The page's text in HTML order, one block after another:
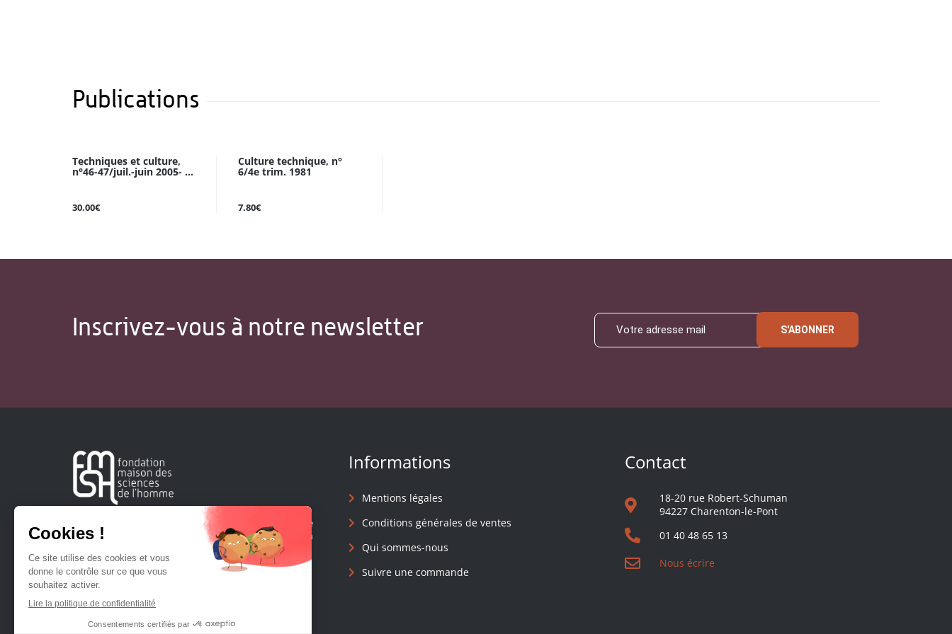
Publications
Techniques et culture,
n°46-47/juil.-juin 2005- ...
30.00€
Culture technique, n°
6/4e trim. 1981
7.80€
Inscrivez-vous à notre newsletter S'ABONNER
Créée en 1963, la Fondation Maison Sciences de l'Homme
soutient la recherche et la diffusion des connaissances en
Informations
Mentions légales
Conditions générales de ventes
Qui sommes-nous
Suivre une commande
Contact
18-20 rue Robert-Schuman
94227 Charenton-le-Pont
01 40 48 65 13
Nous écrire